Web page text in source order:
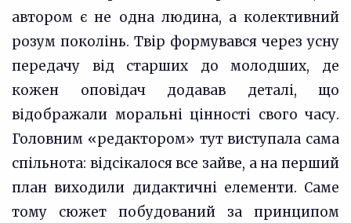
автором є не одна людина, а колективний
розум поколінь. Твір формувався через усну
передачу від старших до молодших, де
кожен оповідач додавав деталі, що
відображали моральні цінності свого часу.
Головним «редактором» тут виступала сама
спільнота: відсікалося все зайве, а на перший
план виходили дидактичні елементи. Саме
тому сюжет побудований за принципом